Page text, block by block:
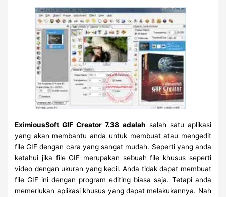
EximiousSoft GIF Creator 7.38 adalah salah satu aplikasi
yang akan membantu anda untuk membuat atau mengedit
file GIF dengan cara yang sangat mudah. Seperti yang anda
ketahui jika file GIF merupakan sebuah file khusus seperti
video dengan ukuran yang kecil. Anda tidak dapat membuat
file GIF ini dengan program editing biasa saja. Tetapi anda
memerlukan aplikasi khusus yang dapat melakukannya. Nah